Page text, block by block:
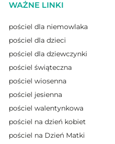
WAŻNE LINKI
pościel dla niemowlaka
pościel dla dzieci
pościel dla dziewczynki
pościel świąteczna
pościel wiosenna
pościel jesienna
pościel walentynkowa
pościel na dzień kobiet
pościel na Dzień Matki